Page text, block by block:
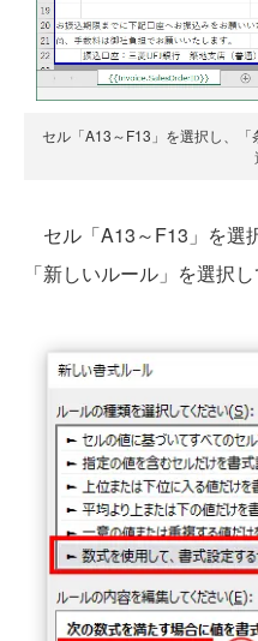
セル「A13～F13」を選択し、
セル「A13～F13」を選
「新しいルール」を選択し